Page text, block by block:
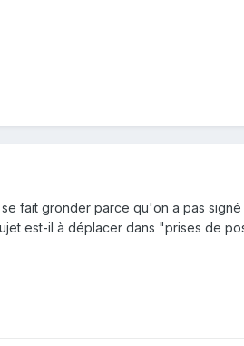
fait gronder parce qu'on a pas signé
est-il à déplacer dans "prises de